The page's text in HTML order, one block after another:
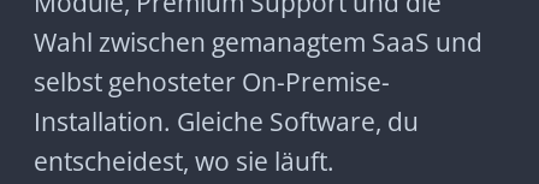
selbst gehosteter On-Premise-
Installation. Gleiche Software, du
entscheidest, wo sie läuft.
Demo kostenlos testen